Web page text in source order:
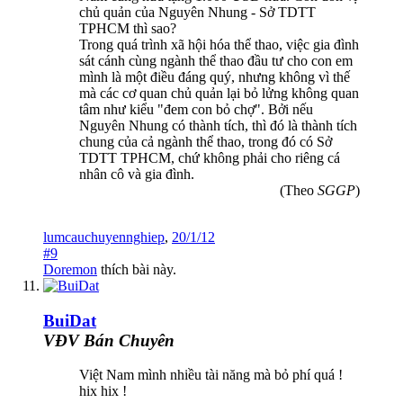
chủ quản của Nguyên Nhung - Sở TDTT
TPHCM thì sao?​
Trong quá trình xã hội hóa thể thao, việc gia đình
sát cánh cùng ngành thể thao đầu tư cho con em
mình là một điều đáng quý, nhưng không vì thế
mà các cơ quan chủ quản lại bỏ lửng không quan
tâm như kiểu "đem con bỏ chợ". Bởi nếu
Nguyên Nhung có thành tích, thì đó là thành tích
chung của cả ngành thể thao, trong đó có Sở
TDTT TPHCM, chứ không phải cho riêng cá
nhân cô và gia đình. ​
(Theo SGGP)
lumcauchuyennghiep, 20/1/12
#9
Doremon thích bài này.
BuiDat
VĐV Bán Chuyên
Việt Nam mình nhiều tài năng mà bỏ phí quá !
hix hix !